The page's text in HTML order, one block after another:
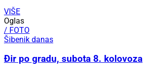
VIŠE
Oglas
/ FOTO
Šibenik danas
Đir po gradu, subota 8. kolovoza